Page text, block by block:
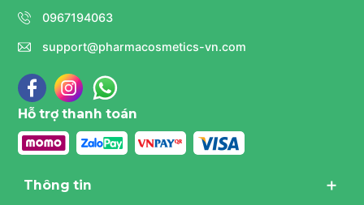
0967194063
support@pharmacosmetics-vn.com
Hỗ trợ thanh toán
Thông tin